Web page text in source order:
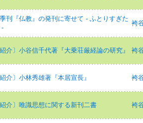
季刊『仏教』の発刊に寄せて ‐ ふとりすぎた
袴
紹介〕小谷信千代著『大乗荘厳経論の研究』 袴
介〕小林秀雄著『本居宣長』 袴
紹介〕唯識思想に関する新刊二書 袴